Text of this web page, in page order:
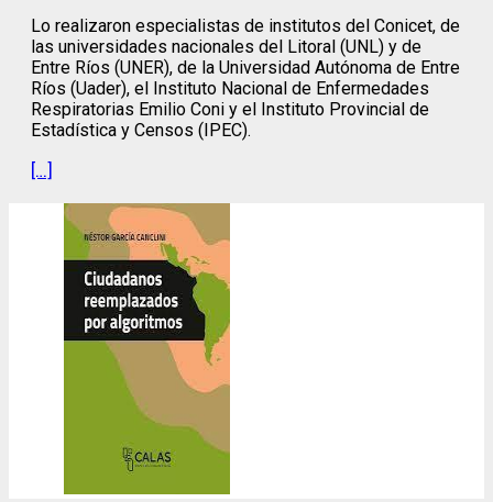
Lo realizaron especialistas de institutos del Conicet, de
las universidades nacionales del Litoral (UNL) y de
Entre Ríos (UNER), de la Universidad Autónoma de Entre
Ríos (Uader), el Instituto Nacional de Enfermedades
Respiratorias Emilio Coni y el Instituto Provincial de
Estadística y Censos (IPEC).
[…]